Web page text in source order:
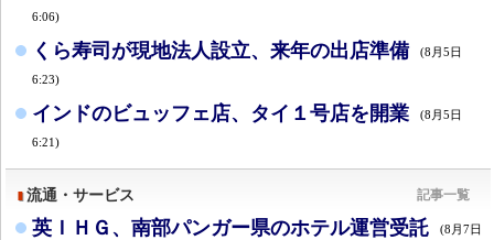
6:06)
くら寿司が現地法人設立、来年の出店準備 (8月5日
6:23)
インドのビュッフェ店、タイ１号店を開業 (8月5日
6:21)
流通・サービス 記事一覧
英ＩＨＧ、南部パンガー県のホテル運営受託 (8月7日